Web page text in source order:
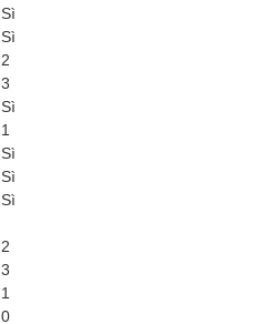
Sì
Sì
2
3
Sì
1
Sì
Sì
Sì
2
3
1
0